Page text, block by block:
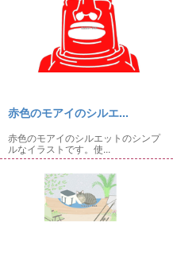
赤色のモアイのシルエ...
赤色のモアイのシルエットのシンプ
ルなイラストです。使...